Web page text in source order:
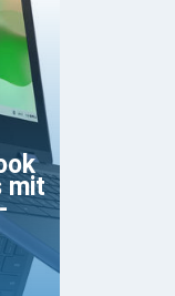
mit